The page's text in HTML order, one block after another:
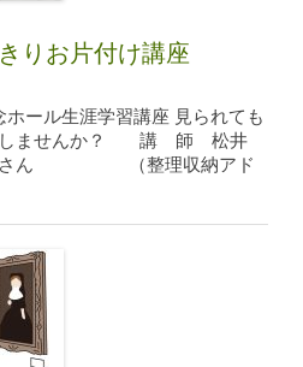
りお片付け講座
ール生涯学習講座 見られても
しませんか？ 講 師 松井
）さん （整理収納アド